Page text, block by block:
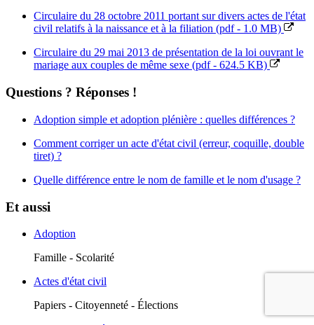
Circulaire du 28 octobre 2011 portant sur divers actes de l'état
civil relatifs à la naissance et à la filiation (pdf - 1.0 MB)
Circulaire du 29 mai 2013 de présentation de la loi ouvrant le
mariage aux couples de même sexe (pdf - 624.5 KB)
Questions ? Réponses !
Adoption simple et adoption plénière : quelles différences ?
Comment corriger un acte d'état civil (erreur, coquille, double
tiret) ?
Quelle différence entre le nom de famille et le nom d'usage ?
Et aussi
Adoption
Famille - Scolarité
Actes d'état civil
Papiers - Citoyenneté - Élections